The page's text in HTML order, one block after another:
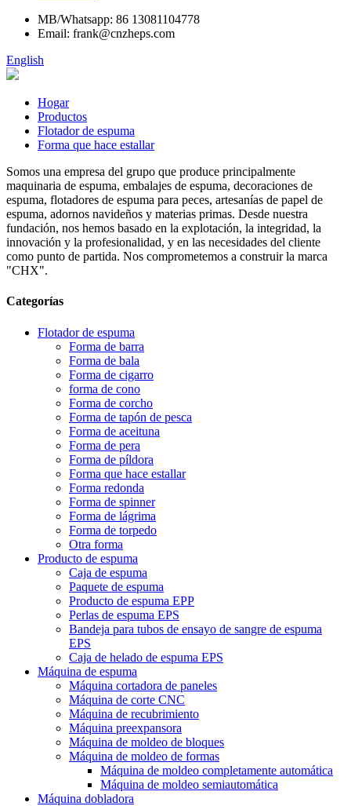
MB/Whatsapp: 86 13081104778
Email: frank@cnzheps.com
English
Hogar
Productos
Flotador de espuma
Forma que hace estallar
Somos una empresa del grupo que produce principalmente
maquinaria de espuma, embalajes de espuma, decoraciones de
espuma, flotadores de espuma para peces, artesanías de papel de
espuma, adornos navideños y materias primas. Desde nuestra
fundación, nos hemos basado en la explotación, la integridad, la
innovación y la profesionalidad, y en las necesidades del cliente
como punto de partida. Nos comprometemos a construir la marca
"CHX".
Categorías
Flotador de espuma
Forma de barra
Forma de bala
Forma de cigarro
forma de cono
Forma de corcho
Forma de tapón de pesca
Forma de aceituna
Forma de pera
Forma de píldora
Forma que hace estallar
Forma redonda
Forma de spinner
Forma de lágrima
Forma de torpedo
Otra forma
Producto de espuma
Caja de espuma
Paquete de espuma
Producto de espuma EPP
Perlas de espuma EPS
Bandeja para tubos de ensayo de sangre de espuma
EPS
Caja de helado de espuma EPS
Máquina de espuma
Máquina cortadora de paneles
Máquina de corte CNC
Máquina de recubrimiento
Máquina preexpansora
Máquina de moldeo de bloques
Máquina de moldeo de formas
Máquina de moldeo completamente automática
Máquina de moldeo semiautomática
Máquina dobladora